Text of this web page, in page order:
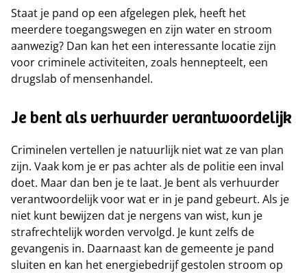
Staat je pand op een afgelegen plek, heeft het
meerdere toegangswegen en zijn water en stroom
aanwezig? Dan kan het een interessante locatie zijn
voor criminele activiteiten, zoals hennepteelt, een
drugslab of mensenhandel.
Je bent als verhuurder verantwoordelijk
Criminelen vertellen je natuurlijk niet wat ze van plan
zijn. Vaak kom je er pas achter als de politie een inval
doet. Maar dan ben je te laat. Je bent als verhuurder
verantwoordelijk voor wat er in je pand gebeurt. Als je
niet kunt bewijzen dat je nergens van wist, kun je
strafrechtelijk worden vervolgd. Je kunt zelfs de
gevangenis in. Daarnaast kan de gemeente je pand
sluiten en kan het energiebedrijf gestolen stroom op